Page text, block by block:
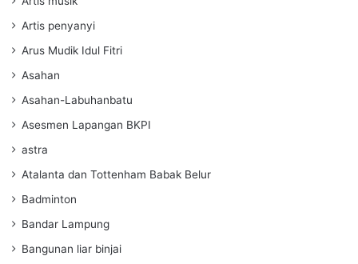
Artis penyanyi
Arus Mudik Idul Fitri
Asahan
Asahan-Labuhanbatu
Asesmen Lapangan BKPI
astra
Atalanta dan Tottenham Babak Belur
Badminton
Bandar Lampung
Bangunan liar binjai